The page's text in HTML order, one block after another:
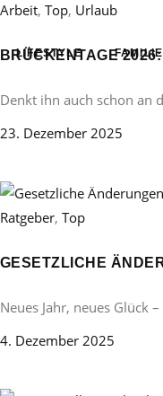
LIFESTYLE FAMILIE
Arbeit, Top, Urlaub
BRÜCKENTAGE
Denkt ihn auch schon an
23. Dezember 2025
Ratgeber, Top
GESETZLICHE
Neues Jahr, neues Glück
4. Dezember 2025